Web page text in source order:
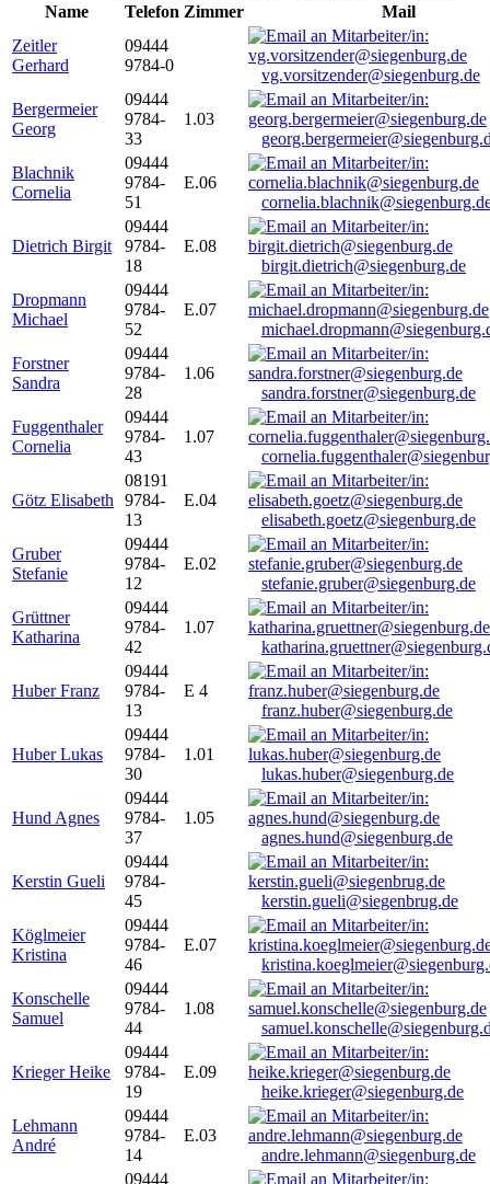
Name
Telefon Zimmer
Mail
Zeitler
Gerhard
09444
9784-0
vg.vorsitzender@siegenburg.de
Bergermeier
Georg
09444
9784-
33
1.03
Blachnik
Cornelia
09444
9784-
51
E.06
Dietrich Birgit
09444
9784-
18
E.08
birgit.dietrich@siegenburg.de
Dropmann
Michael
09444
9784-
52
E.07
Forstner
Sandra
09444
9784-
28
1.06
sandra.forstner@siegenburg.de
Fuggenthaler
Cornelia
09444
9784-
43
1.07
Götz Elisabeth
08191
9784-
13
E.04
elisabeth.goetz@siegenburg.de
Gruber
Stefanie
09444
9784-
12
E.02
stefanie.gruber@siegenburg.de
Grüttner
Katharina
09444
9784-
42
1.07
Huber Franz
09444
9784-
13
E 4
franz.huber@siegenburg.de
Huber Lukas
09444
9784-
30
1.01
lukas.huber@siegenburg.de
Hund Agnes
09444
9784-
37
1.05
agnes.hund@siegenburg.de
Kerstin Gueli
09444
9784-
45
kerstin.gueli@siegenbrug.de
Köglmeier
Kristina
09444
9784-
46
E.07
Konschelle
Samuel
09444
9784-
44
1.08
Krieger Heike
09444
9784-
19
E.09
heike.krieger@siegenburg.de
Lehmann
André
09444
9784-
14
E.03
andre.lehmann@siegenburg.de
09444